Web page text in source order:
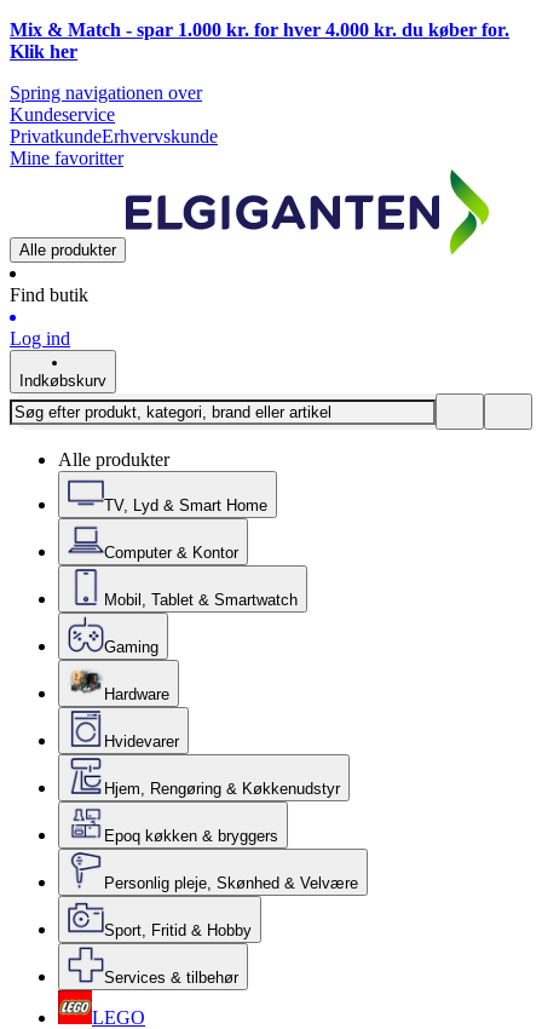
Mix & Match - spar 1.000 kr. for hver 4.000 kr. du køber for.
Klik her
Spring navigationen over
Kundeservice
PrivatkundeErhvervskunde
Mine favoritter
Alle produkter
Find butik
Log ind
Indkøbskurv
Alle produkter
TV, Lyd & Smart Home
Computer & Kontor
Mobil, Tablet & Smartwatch
Gaming
Hardware
Hvidevarer
Hjem, Rengøring & Køkkenudstyr
Epoq køkken & bryggers
Personlig pleje, Skønhed & Velvære
Sport, Fritid & Hobby
Services & tilbehør
LEGO